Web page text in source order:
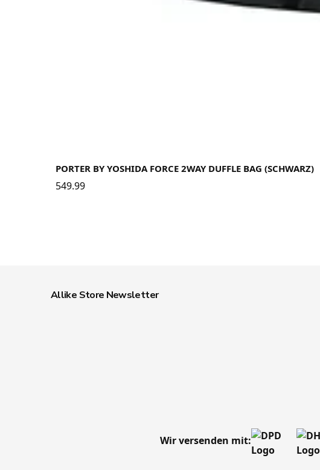
PORTER BY YOSHIDA FORCE 2WAY DUFFLE BAG (SCHWARZ)
549.99
Allike Store Newsletter
Wir versenden mit: